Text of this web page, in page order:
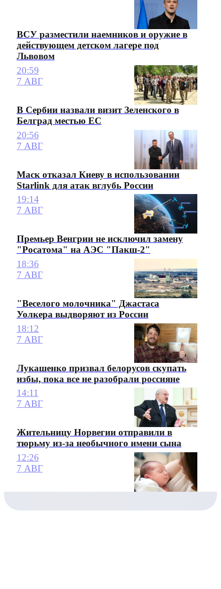
ВСУ разместили наемников и оружие в
действующем детском лагере под
Львовом
20:59
7 АВГ
В Сербии назвали визит Зеленского в
Белград местью ЕС
20:56
7 АВГ
Маск отказал Киеву в использовании
Starlink для атак вглубь России
19:14
7 АВГ
Премьер Венгрии не исключил замену
"Росатома" на АЭС "Пакш-2"
18:36
7 АВГ
"Веселого молочника" Джастаса
Уолкера выдворяют из России
18:12
7 АВГ
Лукашенко призвал белорусов скупать
избы, пока все не разобрали россияне
14:11
7 АВГ
Жительницу Норвегии отправили в
тюрьму из-за необычного имени сына
12:26
7 АВГ